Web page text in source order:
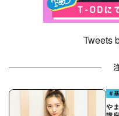
Tweets
#
や